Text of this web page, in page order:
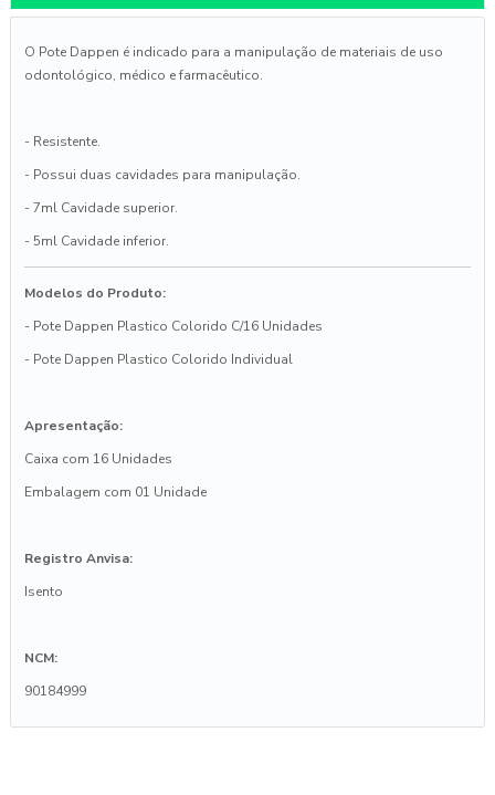
O Pote Dappen é indicado para a manipulação de materiais de uso
odontológico, médico e farmacêutico.
- Resistente.
- Possui duas cavidades para manipulação.
- 7ml Cavidade superior.
- 5ml Cavidade inferior.
Modelos do Produto:
- Pote Dappen Plastico Colorido C/16 Unidades
- Pote Dappen Plastico Colorido Individual
Apresentação:
Caixa com 16 Unidades
Embalagem com 01 Unidade
Registro Anvisa:
Isento
NCM:
90184999